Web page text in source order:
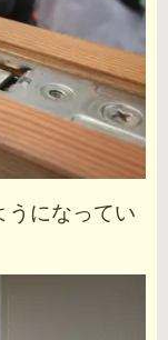
うになってい